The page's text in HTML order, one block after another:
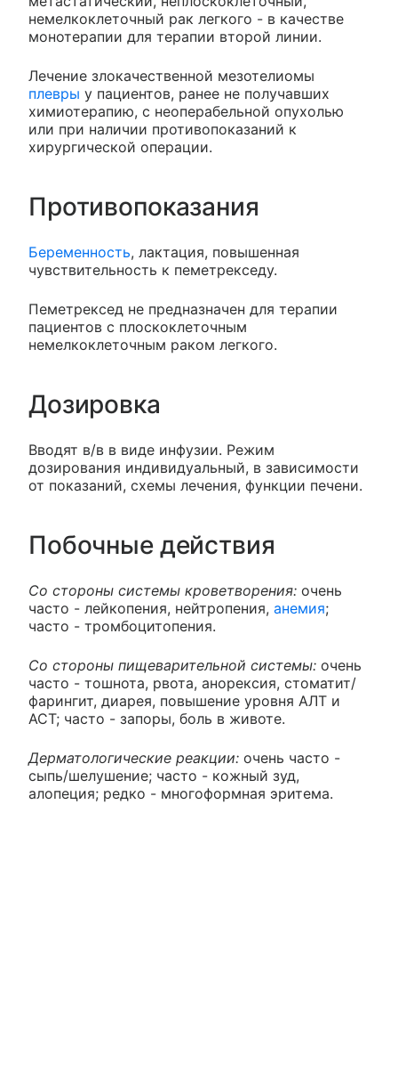
немелкоклеточный рак легкого - в качестве
монотерапии для терапии второй линии.
Лечение злокачественной мезотелиомы
плевры у пациентов, ранее не получавших
химиотерапию, с неоперабельной опухолью
или при наличии противопоказаний к
хирургической операции.
Противопоказания
Беременность, лактация, повышенная
чувствительность к пеметрекседу.
Пеметрексед не предназначен для терапии
пациентов с плоскоклеточным
немелкоклеточным раком легкого.
Дозировка
Вводят в/в в виде инфузии. Режим
дозирования индивидуальный, в зависимости
от показаний, схемы лечения, функции печени.
Побочные действия
Со стороны системы кроветворения: очень
часто - лейкопения, нейтропения, анемия;
часто - тромбоцитопения.
Со стороны пищеварительной системы: очень
часто - тошнота, рвота, анорексия, стоматит/
фарингит, диарея, повышение уровня АЛТ и
АСТ; часто - запоры, боль в животе.
Дерматологические реакции: очень часто -
сыпь/шелушение; часто - кожный зуд,
алопеция; редко - многоформная эритема.